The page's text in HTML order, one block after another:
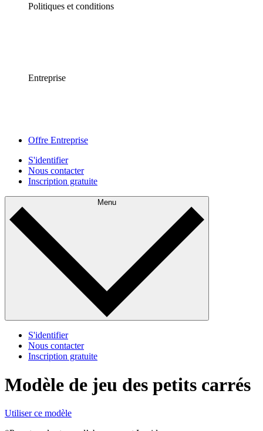
Politiques et conditions
Entreprise
Offre Entreprise
S'identifier
Nous contacter
Inscription gratuite
Menu
S'identifier
Nous contacter
Inscription gratuite
Modèle de jeu des petits carrés
Utiliser ce modèle